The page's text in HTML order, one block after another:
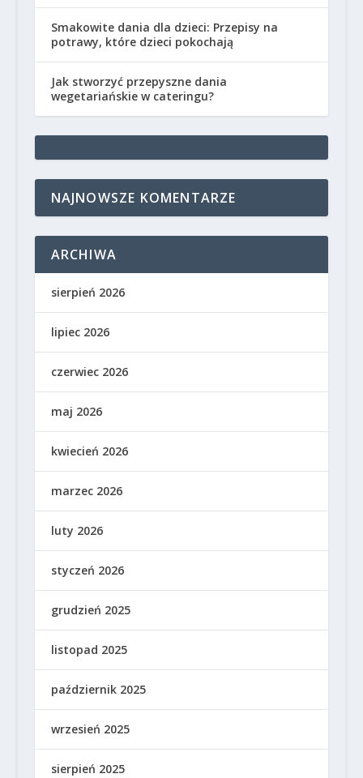
Smakowite dania dla dzieci: Przepisy na
potrawy, które dzieci pokochają
Jak stworzyć przepyszne dania
wegetariańskie w cateringu?
NAJNOWSZE KOMENTARZE
ARCHIWA
sierpień 2026
lipiec 2026
czerwiec 2026
maj 2026
kwiecień 2026
marzec 2026
luty 2026
styczeń 2026
grudzień 2025
listopad 2025
październik 2025
wrzesień 2025
sierpień 2025